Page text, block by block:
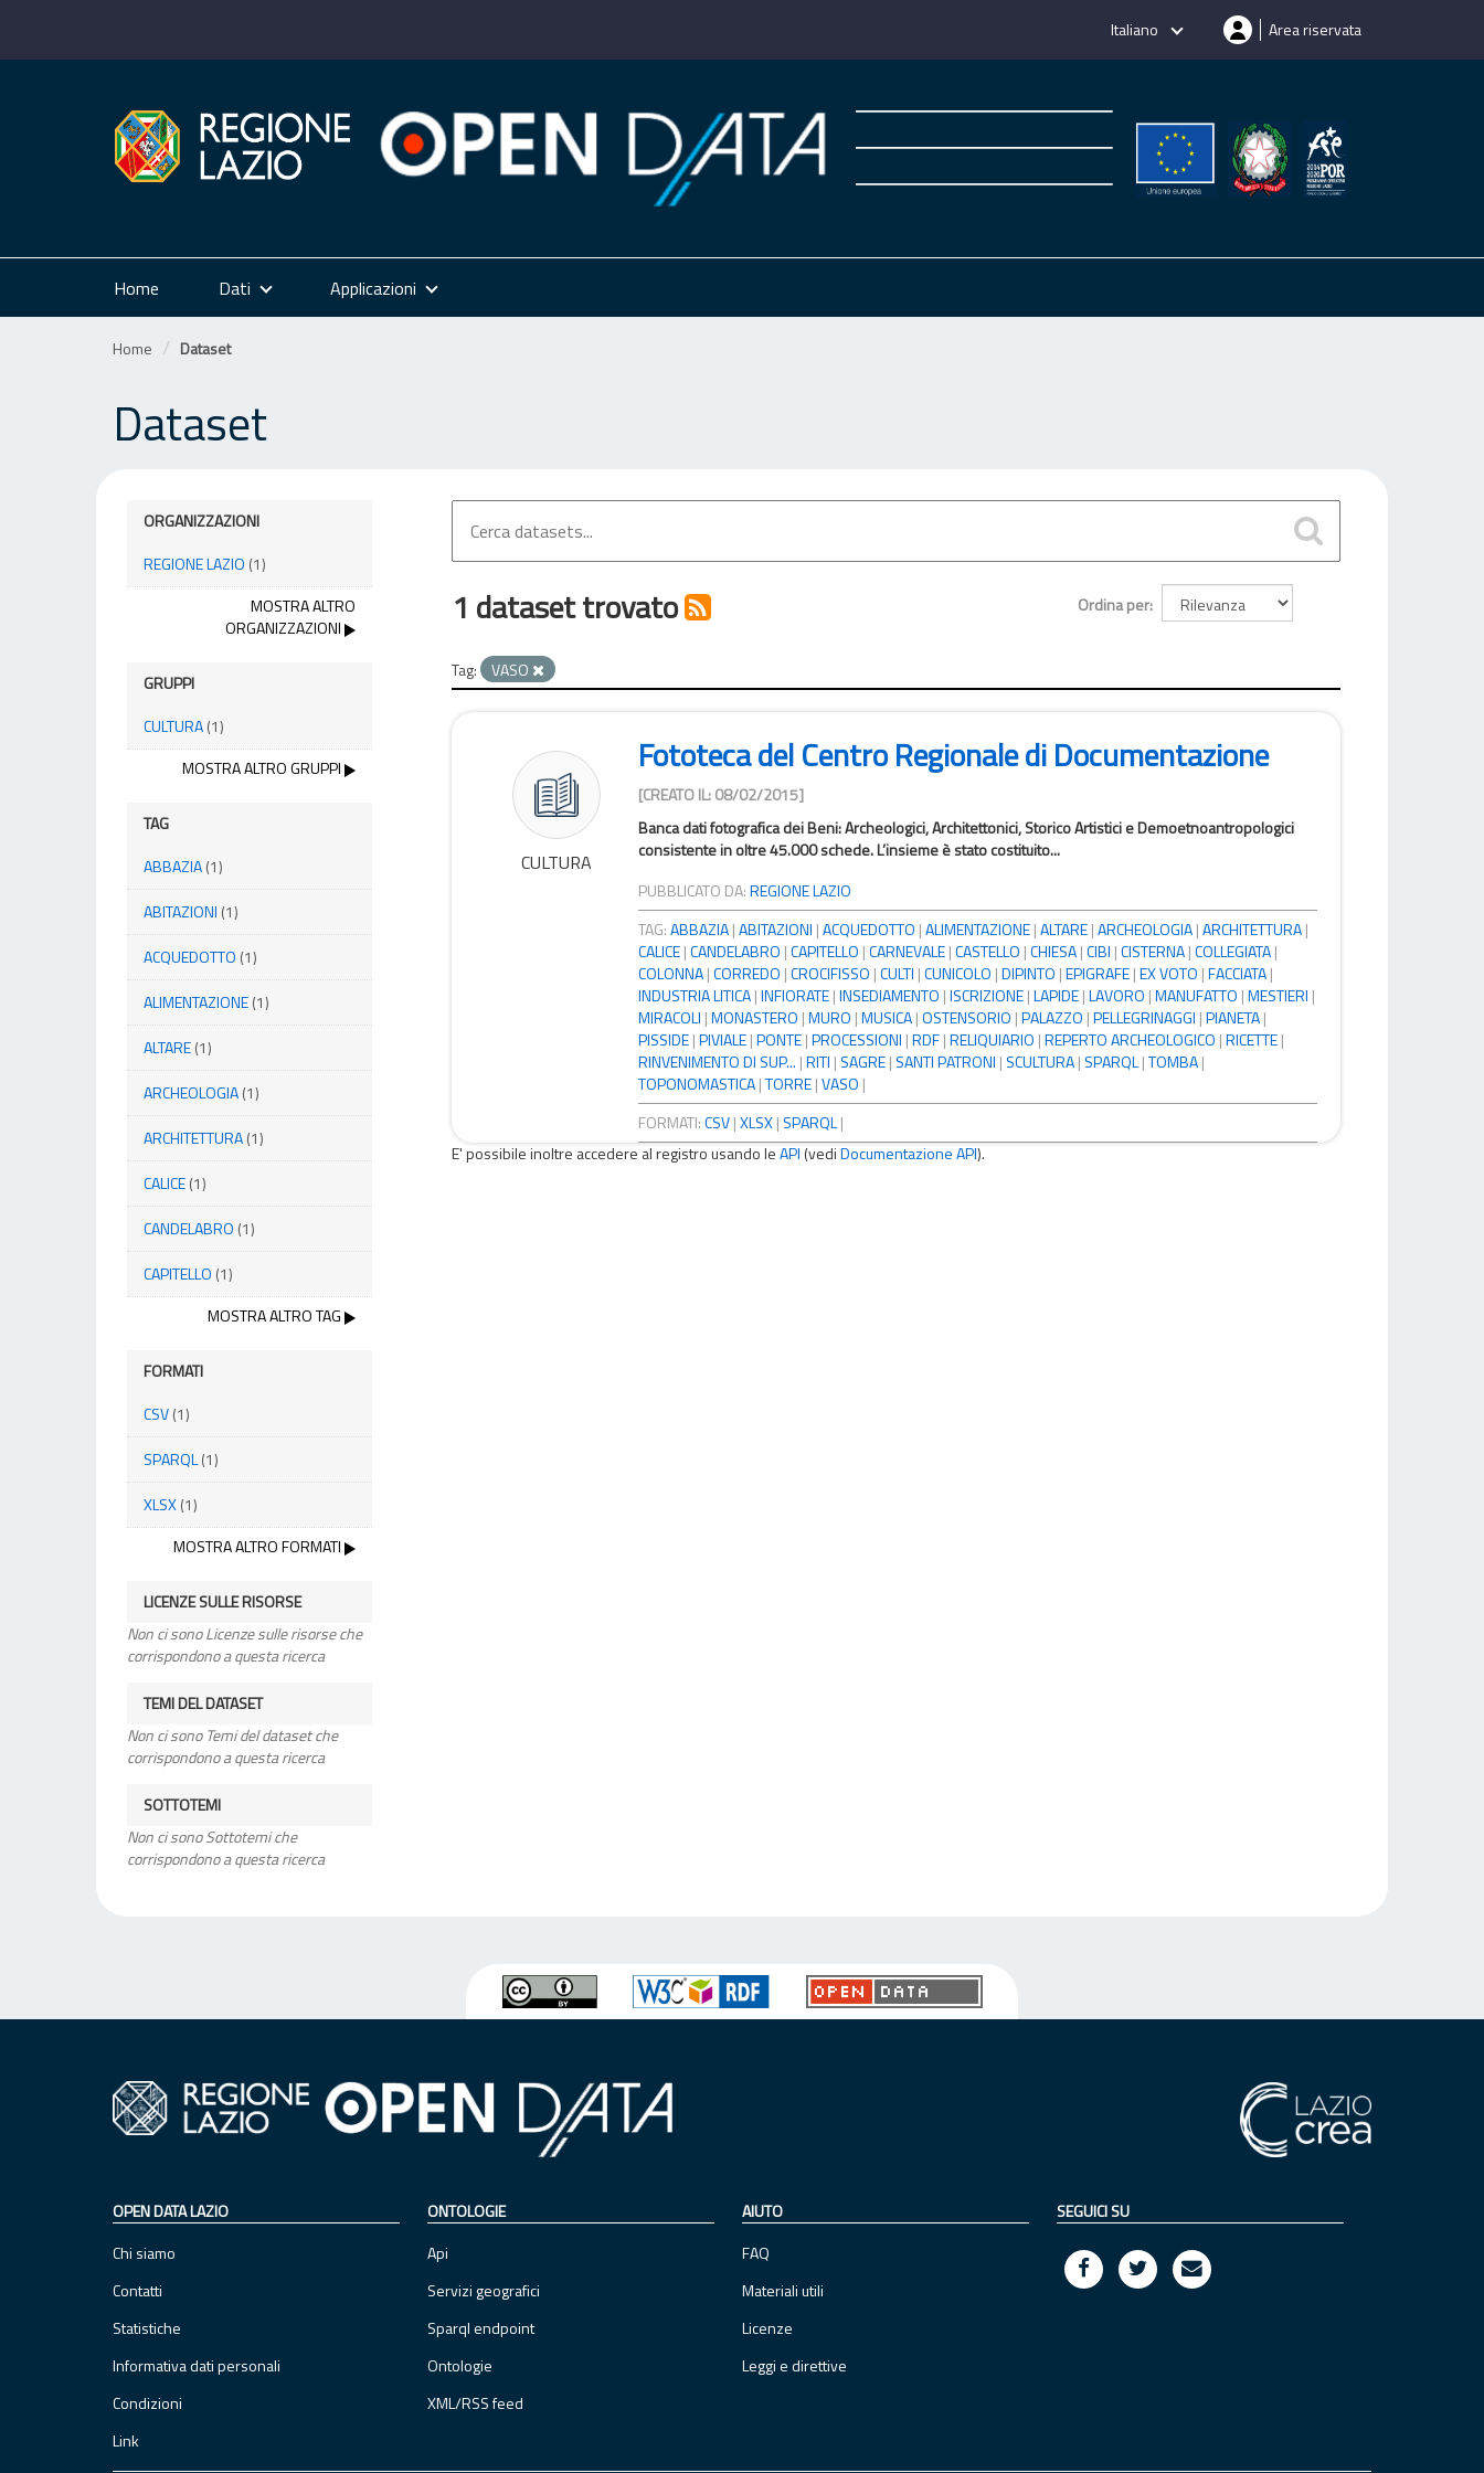
Italiano Area riservata
Home Dati Applicazioni
Home Dataset
Dataset
ORGANIZZAZIONI
REGIONE LAZIO (1)
MOSTRA ALTRO
ORGANIZZAZIONI
GRUPPI
CULTURA(1)
MOSTRA ALTRO GRUPPI
TAG
ABBAZIA(1)
ABITAZIONI (1)
ACQUEDOTTO (1)
ALIMENTAZIONE(1)
ALTARE(1)
ARCHEOLOGIA(1)
ARCHITETTURA(1)
CALICE(1)
CANDELABRO (1)
CAPITELLO (1)
MOSTRA ALTRO TAG
FORMATI
CSV(1)
SPARQL(1)
XLSX(1)
MOSTRA ALTRO FORMATI
LICENZE SULLE RISORSE
Non ci sono Licenze sulle risorse che
corrispondono a questa ricerca
TEMI DEL DATASET
Non ci sono Temi del dataset che
corrispondono a questa ricerca
SOTTOTEMI
Non ci sono Sottotemi che
corrispondono a questa ricerca
Ordina per
1 dataset trovato
Tag: VASO
CULTURA
Fototeca del Centro Regionale di Documentazione
[CREATO IL: 08/02/2015]
Banca dati fotografica dei Beni: Archeologici, Architettonici, Storico Artistici e Demoetnoantropologici
consistente in oltre 45.000 schede. L’insieme è stato costituito...
PUBBLICATO DA:REGIONE LAZIO
TAG:ABBAZIA |ABITAZIONI |ACQUEDOTTO |ALIMENTAZIONE |ALTARE |ARCHEOLOGIA |ARCHITETTURA |
CALICE |CANDELABRO |CAPITELLO |CARNEVALE |CASTELLO |CHIESA |CIBI |CISTERNA |COLLEGIATA |
COLONNA |CORREDO |CROCIFISSO |CULTI |CUNICOLO |DIPINTO |EPIGRAFE |EX VOTO |FACCIATA |
INDUSTRIA LITICA |INFIORATE |INSEDIAMENTO |ISCRIZIONE |LAPIDE |LAVORO |MANUFATTO |MESTIERI |
MIRACOLI |MONASTERO |MURO |MUSICA |OSTENSORIO |PALAZZO |PELLEGRINAGGI |PIANETA |
PISSIDE |PIVIALE |PONTE |PROCESSIONI |RDF |RELIQUIARIO |REPERTO ARCHEOLOGICO |RICETTE |
RINVENIMENTO DI SUP... |RITI | SAGRE | SANTI PATRONI | SCULTURA | SPARQL |TOMBA |
TOPONOMASTICA |TORRE |VASO |
FORMATI:CSV |XLSX | SPARQL |
E' possibile inoltre accedere al registro usando leAPI (vediDocumentazione API).
OPEN DATA LAZIO
Chi siamo
Contatti
Statistiche
Informativa dati personali
Condizioni
Link
ONTOLOGIE
Api
Servizi geografici
Sparql endpoint
Ontologie
XML/RSS feed
AIUTO
FAQ
Materiali utili
Licenze
Leggi e direttive
SEGUICI SU